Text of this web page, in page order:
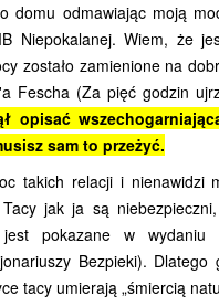
domu odmawiając moją
Niepokalanej. Wiem, że
zostało zamienione na
Fescha (Za pięć godzin
opisać
sam to przeżyć.
takich relacji i nienawidzi
jak ja są
pokazane w wydaniu
Bezpieki).
tacy umierają „śmiercią